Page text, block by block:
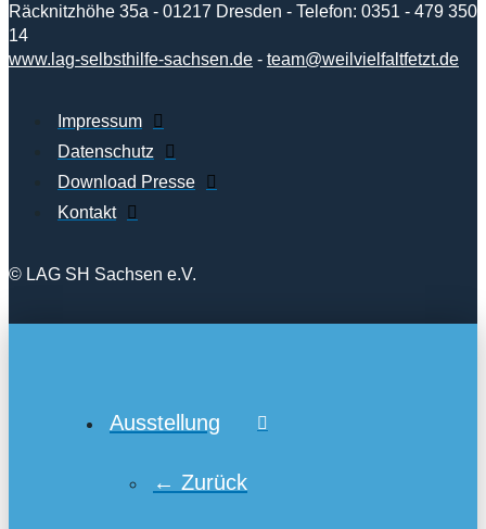
Räcknitzhöhe 35a - 01217 Dresden - Telefon: 0351 - 479 350
14
www.lag-selbsthilfe-sachsen.de - team@weilvielfaltfetzt.de
Impressum
Datenschutz
Download Presse
Kontakt
© LAG SH Sachsen e.V.
Ausstellung
← Zurück